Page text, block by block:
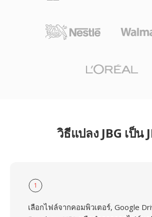
วิธีแปลง JBG เป็น
1
เลือกไฟล์จากคอมพิวเตอร์, Google